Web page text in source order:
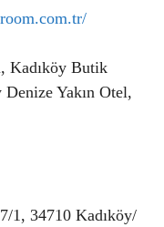
Kadıköy Butik
Yakın Otel,
1, 34710 Kadıköy/